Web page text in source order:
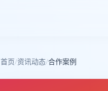
首页/资讯动态/合作案例